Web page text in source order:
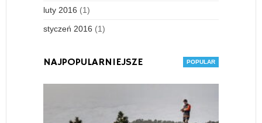
luty 2016 (1)
styczeń 2016 (1)
NAJPOPULARNIEJSZE